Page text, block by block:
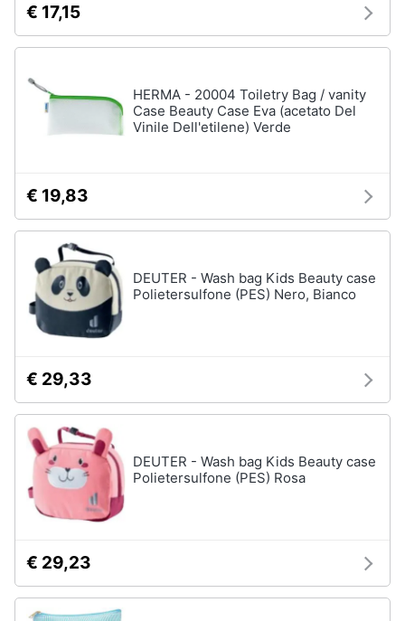
€ 17,15
HERMA - 20004 Toiletry Bag / vanity
Case Beauty Case Eva (acetato Del
Vinile Dell'etilene) Verde
€ 19,83
DEUTER - Wash bag Kids Beauty case
Polietersulfone (PES) Nero, Bianco
€ 29,33
DEUTER - Wash bag Kids Beauty case
Polietersulfone (PES) Rosa
€ 29,23